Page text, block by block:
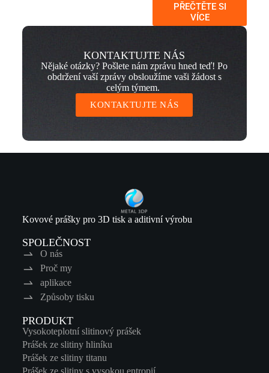
PŘEČTĚTE SI
VÍCE
KONTAKTUJTE NÁS
Nějaké otázky? Pošlete nám zprávu hned teď! Po
obdržení vaší zprávy obsloužíme vaši žádost s
celým týmem.
KONTAKTUJTE NÁS
Kovové prášky pro 3D tisk a aditivní výrobu
SPOLEČNOST
O nás
Proč my
aplikace
Způsoby tisku
PRODUKT
Vysokoteplotní slitinový prášek
Prášek ze slitiny hliníku
Prášek ze slitiny titanu
Prášek ze slitiny s vysokou entropií